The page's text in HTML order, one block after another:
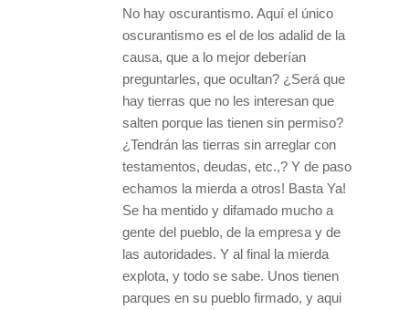
No hay oscurantismo. Aquí el único
oscurantismo es el de los adalid de la
causa, que a lo mejor deberían
preguntarles, que ocultan? ¿Será que
hay tierras que no les interesan que
salten porque las tienen sin permiso?
¿Tendrán las tierras sin arreglar con
testamentos, deudas, etc.,? Y de paso
echamos la mierda a otros! Basta Ya!
Se ha mentido y difamado mucho a
gente del pueblo, de la empresa y de
las autoridades. Y al final la mierda
explota, y todo se sabe. Unos tienen
parques en su pueblo firmado, y aqui